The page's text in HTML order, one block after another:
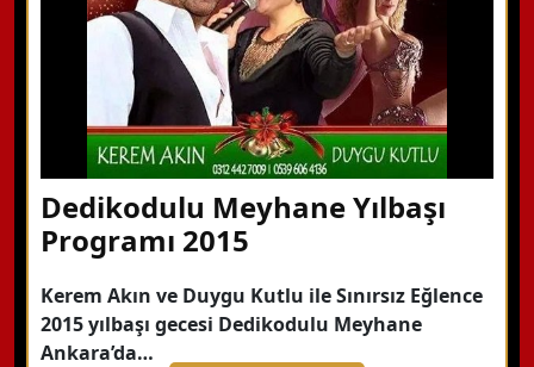
Dedikodulu Meyhane Yılbaşı
Programı 2015
Kerem Akın ve Duygu Kutlu ile Sınırsız Eğlence
2015 yılbaşı gecesi Dedikodulu Meyhane
Ankara’da…